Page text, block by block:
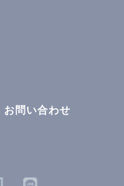
お問い合わせ